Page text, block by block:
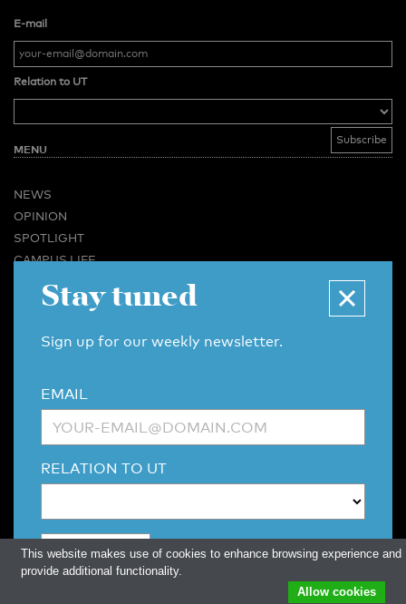
E-mail
Relation to UT
MENU
NEWS
OPINION
SPOTLIGHT
CAMPUS LIFE
BUSINESS & CAREER
CONTACT
ARCHIVE
MORE
LINKS
DISCLAIMER / COPYRIGHT REDACTIESTATUUT/EDITORIAL STATUTE
Stay tuned
Sign up for our weekly newsletter.
EMAIL
RELATION TO UT
This website makes use of cookies to enhance browsing experience and
provide additional functionality.
Allow cookies